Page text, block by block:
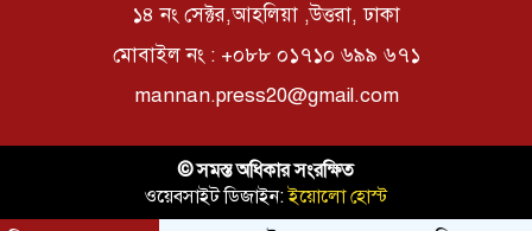
কক্সবাজার ইনানী বিচে ‘কুমিল্লা কবি
স্মারক বিতরণ
পাবনার মোঃ হাবিবুর রহমান (শুভ)-কে
শতরূপা মানবিক উন্নয়ন ফাউন্ডেশনের
চিকিৎসা সহায়তা
১৪ নং সেক্টর,আহলিয়া ,উত্তরা, ঢাকা
মোবাইল নং : +০৮৮ ০১৭১০ ৬৯৯ ৬৭১
mannan.press20@gmail.com
© সমস্ত অধিকার সংরক্ষিত
ওয়েবসাইট ডিজাইন:ইয়োলো হোস্ট